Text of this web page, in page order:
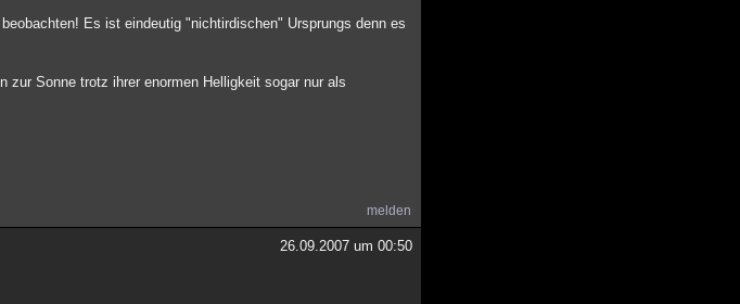
Es ist eindeutig "nichtirdischen" Ursprungs denn es
zur Sonne trotz ihrer enormen Helligkeit sogar nur als
melden
26.09.2007 um 00:50